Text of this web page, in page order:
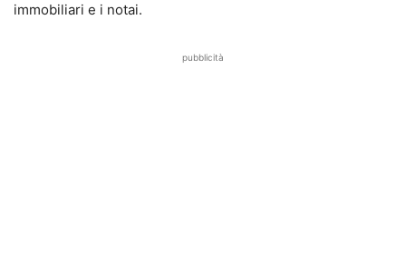
immobiliari e i notai.
pubblicità